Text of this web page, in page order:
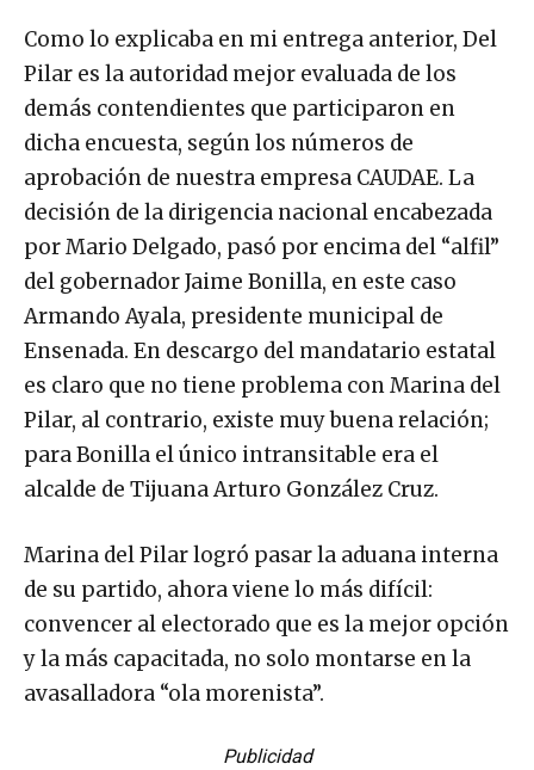
Como lo explicaba en mi entrega anterior, Del
Pilar es la autoridad mejor evaluada de los
demás contendientes que participaron en
dicha encuesta, según los números de
aprobación de nuestra empresa CAUDAE. La
decisión de la dirigencia nacional encabezada
por Mario Delgado, pasó por encima del “alfil”
del gobernador Jaime Bonilla, en este caso
Armando Ayala, presidente municipal de
Ensenada. En descargo del mandatario estatal
es claro que no tiene problema con Marina del
Pilar, al contrario, existe muy buena relación;
para Bonilla el único intransitable era el
alcalde de Tijuana Arturo González Cruz.
Marina del Pilar logró pasar la aduana interna
de su partido, ahora viene lo más difícil:
convencer al electorado que es la mejor opción
y la más capacitada, no solo montarse en la
avasalladora “ola morenista”.
Publicidad